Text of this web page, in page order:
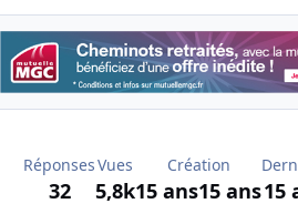
Réponses
32
Vues
5,8k
Création
15 ans15 ans15